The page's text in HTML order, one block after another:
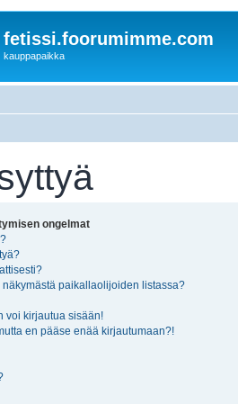
fetissi.foorumimme.com
kauppapaikka
ongelmat
paikallaolijoiden listassa?
voi kirjautua sisään!
en pääse enää kirjautumaan?!